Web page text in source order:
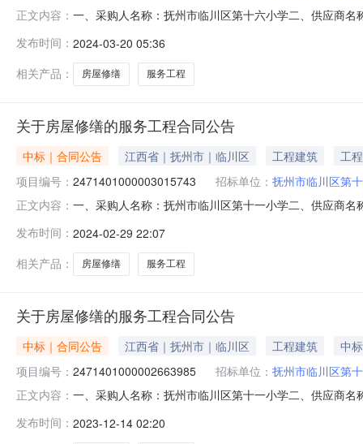
正文内容： 一、采购人名称：抚州市临川区第十六小学二、供应商
本概况：七、其它事项：无八、联系方式1、采购人名称
发布时间： 2024-03-20 05:36
相关产品：
房屋修缮 服务工程
关于房屋修缮的服务工程合同公告
中标｜合同公告 江西省｜抚州市｜临川区 工程建筑
工程
项目编号： 2471401000003015743 招标单位： 抚州市临川区第
正文内容： 一、采购人名称：抚州市临川区第十一小学二、供应商
本概况：七、其它事项：无八、联系方式1、采购人名称
发布时间： 2024-02-29 22:07
相关产品：
房屋修缮 服务工程
关于房屋修缮的服务工程合同公告
中标｜合同公告 江西省｜抚州市｜临川区 工程建筑
中
项目编号： 2471401000002663985 招标单位： 抚州市临川区第
正文内容： 一、采购人名称：抚州市临川区第十一小学二、供应商
本概况：七、其它事项：无八、联系方式1、采购人名称
发布时间： 2023-12-14 02:20